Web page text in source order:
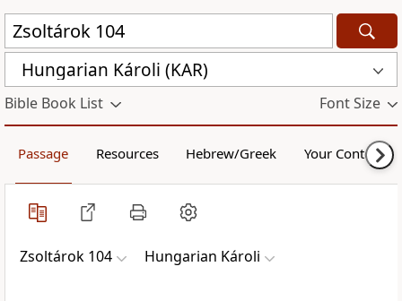
Hungarian Károli (KAR)
Bible Book List Font Size
Passage Resources Hebrew/Greek Your Content
Zsoltárok 104 Hungarian Károli